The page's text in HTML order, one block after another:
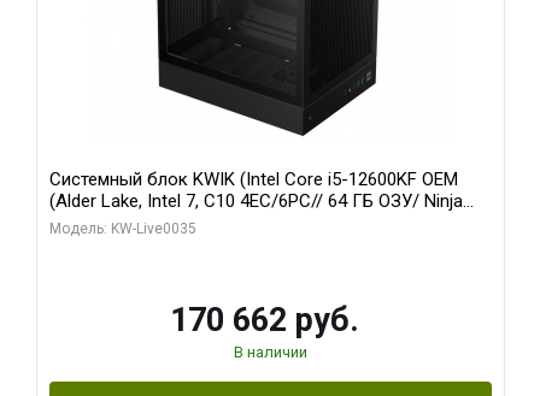
Системный блок KWIK (Intel Core i5-12600KF OEM
(Alder Lake, Intel 7, C10 4EC/6PC// 64 ГБ ОЗУ/ Ninja
Sinotex GTX1650 4GB 128bit GDDR6 DVI DP HDMI 2/
Модель: KW-Live0035
170 662 руб.
В наличии